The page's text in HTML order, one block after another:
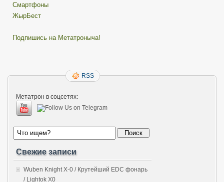
Смартфоны
ЖырБест
Подпишись на Метатроныча!
RSS
Метатрон в соцсетях:
Свежие записи
Wuben Knight X-0 / Крутейший EDC фонарь
/ Lightok X0